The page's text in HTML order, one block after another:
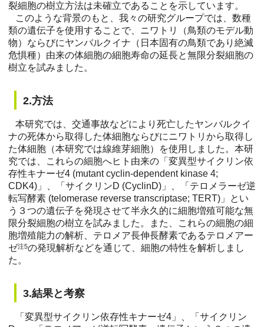
裂細胞の樹立方法は未確立であることを示しています。
このような背景のもと、我々の研究グループでは、数種
類の遺伝子を使用することで、ニワトリ（鳥類のモデル動
物）ならびにヤンバルクイナ（日本固有の鳥類であり絶滅
危惧種）由来の体細胞の細胞寿命の延長と無限分裂細胞の
樹立を試みました。
2.方法
本研究では、交通事故などにより死亡したヤンバルクイ
ナの死体から取得した体細胞ならびにニワトリから取得し
た体細胞（本研究では線維芽細胞）を使用しました。本研
究では、これらの細胞へヒト由来の「変異型サイクリン依
存性キナーゼ4 (mutant cyclin-dependent kinase 4;
CDK4)」、「サイクリンD (CyclinD)」、「テロメラーゼ逆
転写酵素 (telomerase reverse transcriptase; TERT)」とい
う３つの遺伝子を発現させて半永久的に細胞増殖可能な無
限分裂細胞の樹立を試みました。また、これらの細胞の細
胞増殖能力の解析、テロメア長伸長酵素であるテロメアー
ゼ注5の発現解析などを通じて、細胞の特性を解析しまし
た。
3.結果と考察
「変異型サイクリン依存性キナーゼ4」、「サイクリン